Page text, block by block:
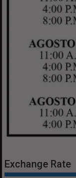
Exchange Rate